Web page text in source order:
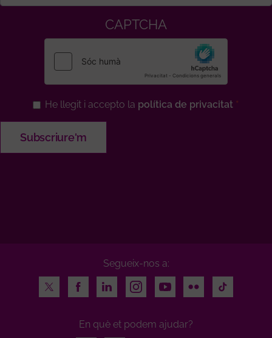
CAPTCHA
He llegit i accepto la política de privacitat
Segueix-nos a:
Twitter
FacebookLinkedInInstagramYoutubeFlickr TikTok
En què et podem ajudar?